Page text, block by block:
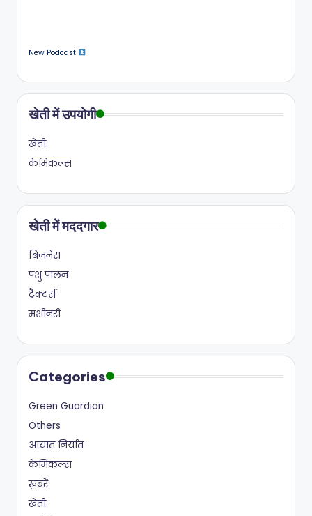
New Podcast
खेती में उपयोगी
खेती
केमिकल्स
खेती में मददगार
बिज़नेस
पशु पालन
ट्रैक्टर्स
मशीनरी
Categories
Green Guardian
Others
आयात निर्यात
केमिकल्स
ख़बरें
खेती